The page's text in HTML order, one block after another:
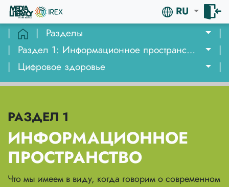
RU
|
| Разделы
|
|
Раздел 1: Информационное пространство
|
|
Цифровое здоровье |
РАЗДЕЛ 1
ИНФОРМАЦИОННОЕ
ПРОСТРАНСТВО
Что мы имеем в виду, когда говорим о современном